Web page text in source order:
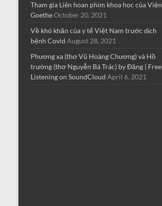
Tham gia Liên hoan phim khoa học của Viện
GoetheOctober 20, 2021
Về khó khăn của y tế Việt Nam trước dịch
bệnh Covid August 28, 2021
Phương xa (thơ Vũ Hoàng Chương) và Hồ
trường (thơ Nguyễn Bá Trác) by Đăng | Free
Listening on SoundCloud April 6, 2021